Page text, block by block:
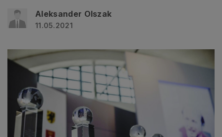
Aleksander Olszak
11.05.2021